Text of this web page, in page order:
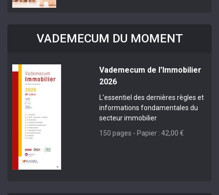
VADEMECUM DU MOMENT
Vademecum de l'Immobilier
2026
L’essentiel des dernières règles et
informations fondamentales du
secteur immobilier
150 pages - Papier : 42,00 €